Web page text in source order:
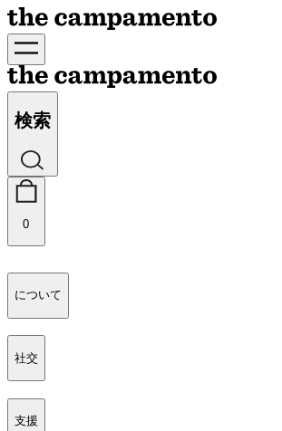
検索
0
について
社交
支援